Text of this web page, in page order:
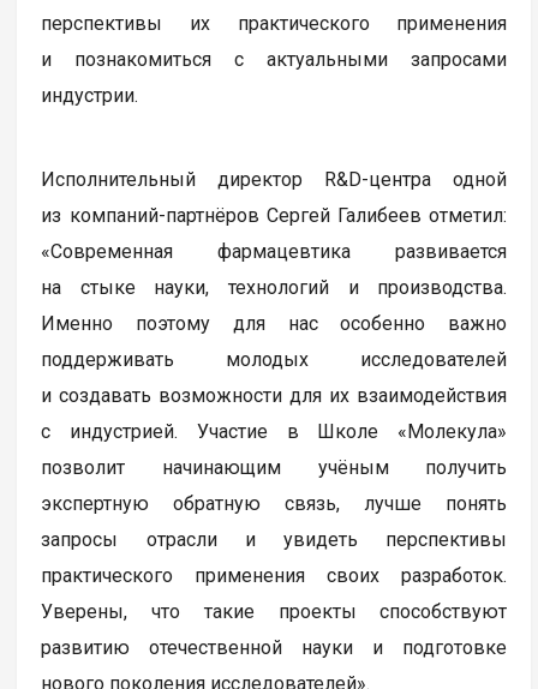
перспективы их практического применения
и познакомиться с актуальными запросами
индустрии.
Исполнительный директор R&D-центра одной
из компаний-партнёров Сергей Галибеев отметил:
«Современная фармацевтика развивается
на стыке науки, технологий и производства.
Именно поэтому для нас особенно важно
поддерживать молодых исследователей
и создавать возможности для их взаимодействия
с индустрией. Участие в Школе «Молекула»
позволит начинающим учёным получить
экспертную обратную связь, лучше понять
запросы отрасли и увидеть перспективы
практического применения своих разработок.
Уверены, что такие проекты способствуют
развитию отечественной науки и подготовке
нового поколения исследователей».